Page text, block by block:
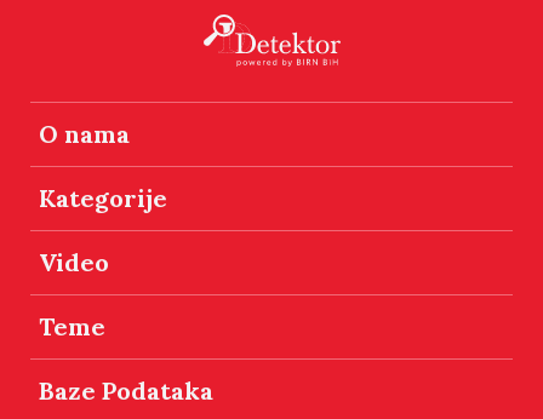
O nama
Kategorije
Video
Teme
Baze Podataka